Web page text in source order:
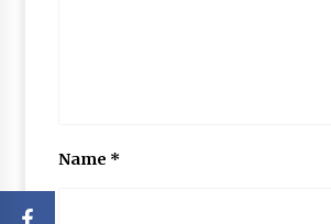
Name *